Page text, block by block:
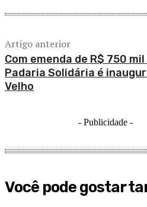
Artigo anterior
Com emenda de R$ 750
Padaria Solidária é
Velho
- Publicidade -
Você pode gostar